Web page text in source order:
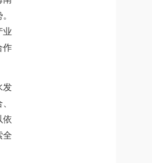
业
作
发
依
全